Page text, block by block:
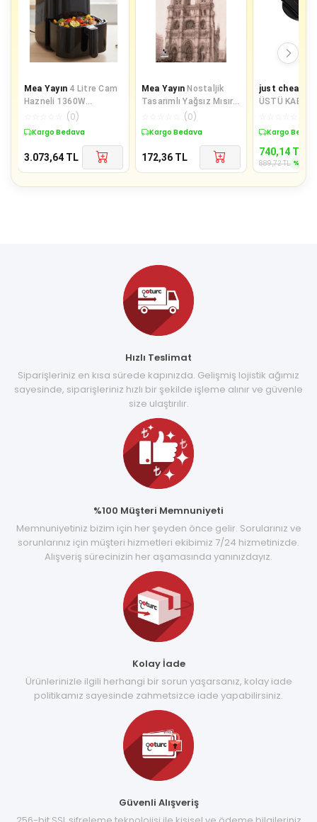
Mea Yayın 4 Litre Cam
Hazneli 1360W
Ayarlanabilir Isılı
(0)
Kargo Bedava
3.073,64 TL
Mea Yayın Nostaljik
Tasarımlı Yağsız Mısır
Patlatma Makinesi -
(0)
Kargo Bedava
172,36 TL
just cheap
ÜSTÜ KABLOSUZ HIZLI
Sepette
740,14 TL
889,72TL %
Hızlı Teslimat
Siparişleriniz en kısa sürede kapınızda. Gelişmiş lojistik ağımız
sayesinde, siparişleriniz hızlı bir şekilde işleme alınır ve güvenle
size ulaştırılır.
%100 Müşteri Memnuniyeti
Memnuniyetiniz bizim için her şeyden önce gelir. Sorularınız ve
sorunlarınız için müşteri hizmetleri ekibimiz 7/24 hizmetinizde.
Alışveriş sürecinizin her aşamasında yanınızdayız.
Kolay İade
Ürünlerinizle ilgili herhangi bir sorun yaşarsanız, kolay iade
politikamız sayesinde zahmetsizce iade yapabilirsiniz.
Güvenli Alışveriş